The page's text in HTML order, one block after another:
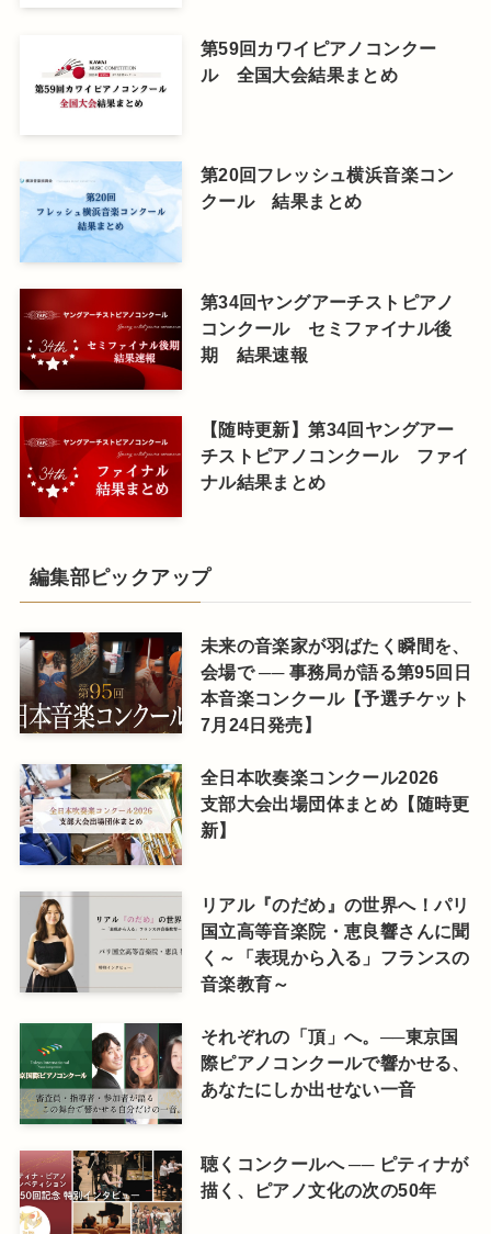
第59回カワイピアノコンクー
ル 全国大会結果まとめ
第20回フレッシュ横浜音楽コン
クール 結果まとめ
第34回ヤングアーチストピアノ
コンクール セミファイナル後
期 結果速報
【随時更新】第34回ヤングアー
チストピアノコンクール ファイ
ナル結果まとめ
編集部ピックアップ
未来の音楽家が羽ばたく瞬間を、
会場で ── 事務局が語る第95回日
本音楽コンクール【予選チケット
7月24日発売】
全日本吹奏楽コンクール2026
支部大会出場団体まとめ【随時更
新】
リアル『のだめ』の世界へ！パリ
国立高等音楽院・恵良響さんに聞
く～「表現から入る」フランスの
音楽教育～
それぞれの「頂」へ。──東京国
際ピアノコンクールで響かせる、
あなたにしか出せない一音
聴くコンクールへ ── ピティナが
描く、ピアノ文化の次の50年